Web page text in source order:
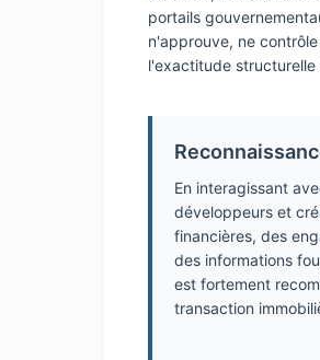
portails
n'approuve, ne
l'exactitude structurelle
En interagissant
développeurs et
financières, des
des informations
est fortement
transaction